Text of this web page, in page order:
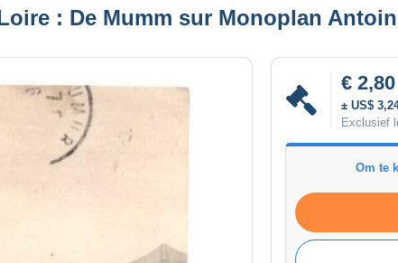
: De Mumm sur Monoplan
€ 2,80
± US$
Exclusief
Om te